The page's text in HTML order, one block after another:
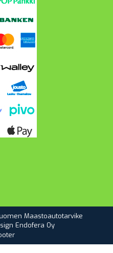
Maastoautotarvike
Endofera Oy